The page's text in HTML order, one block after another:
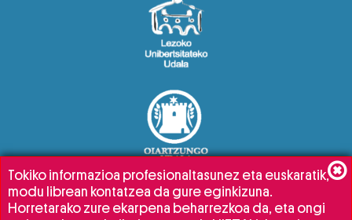
Tokiko informazioa profesionaltasunez eta euskaratik,
modu librean kontatzea da gure eginkizuna.
Horretarako zure ekarpena beharrezkoa da, eta ongi